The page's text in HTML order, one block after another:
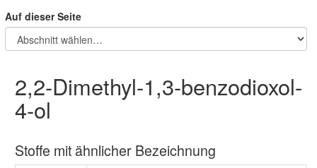
Auf dieser Seite
2,2-Dimethyl-1,3-benzodioxol-
4-ol
Stoffe mit ähnlicher Bezeichnung